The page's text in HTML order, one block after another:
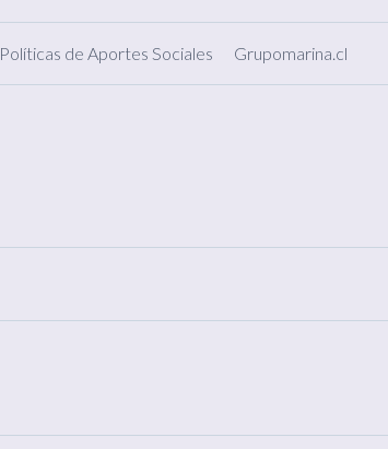
Políticas de Aportes Sociales Grupomarina.cl